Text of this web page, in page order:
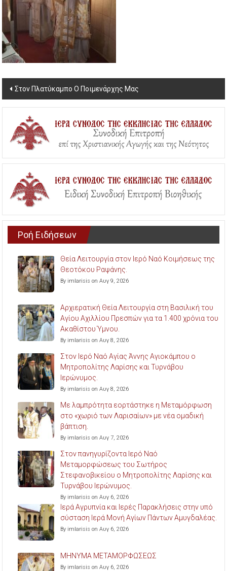
Post
navigation
Στον Πλατύκαμπο Ο Ποιμενάρχης Μας
Ροή Ειδήσεων
Θεία Λειτουργία στον Ιερό Ναό Κοιμήσεως της
Θεοτόκου Ραψάνης.
By imlarisis on Αυγ 9, 2026
Αρχιερατική Θεία Λειτουργία στη Βασιλική του
Αγίου Αχιλλίου Πρεσπών για τα 1.400 χρόνια του
Ακαθίστου Ύμνου.
By imlarisis on Αυγ 8, 2026
Στον Ιερό Ναό Αγίας Άννης Αγιοκάμπου ο
Μητροπολίτης Λαρίσης και Τυρνάβου
Ιερώνυμος.
By imlarisis on Αυγ 8, 2026
Με λαμπρότητα εορτάστηκε η Μεταμόρφωση
στο «χωριό των Λαρισαίων» με νέα ομαδική
βάπτιση.
By imlarisis on Αυγ 7, 2026
Στον πανηγυρίζοντα Ιερό Ναό
Μεταμορφώσεως του Σωτήρος
Στεφανοβικείου ο Μητροπολίτης Λαρίσης και
Τυρνάβου Ιερώνυμος.
By imlarisis on Αυγ 6, 2026
Ιερά Αγρυπνία και Ιερές Παρακλήσεις στην υπό
σύσταση Ιερά Μονή Αγίων Πάντων Αμυγδαλέας.
By imlarisis on Αυγ 6, 2026
ΜΗΝΥΜΑ ΜΕΤΑΜΟΡΦΩΣΕΩΣ
By imlarisis on Αυγ 6, 2026